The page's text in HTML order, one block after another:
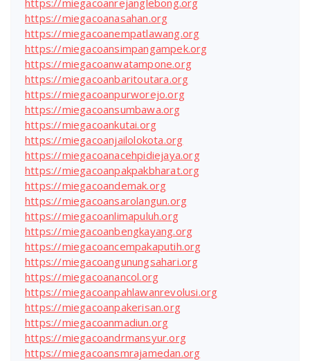
https://miegacoanrejanglebong.org
https://miegacoanasahan.org
https://miegacoanempatlawang.org
https://miegacoansimpangampek.org
https://miegacoanwatampone.org
https://miegacoanbaritoutara.org
https://miegacoanpurworejo.org
https://miegacoansumbawa.org
https://miegacoankutai.org
https://miegacoanjailolokota.org
https://miegacoanacehpidiejaya.org
https://miegacoanpakpakbharat.org
https://miegacoandemak.org
https://miegacoansarolangun.org
https://miegacoanlimapuluh.org
https://miegacoanbengkayang.org
https://miegacoancempakaputih.org
https://miegacoangunungsahari.org
https://miegacoanancol.org
https://miegacoanpahlawanrevolusi.org
https://miegacoanpakerisan.org
https://miegacoanmadiun.org
https://miegacoandrmansyur.org
https://miegacoansmrajamedan.org